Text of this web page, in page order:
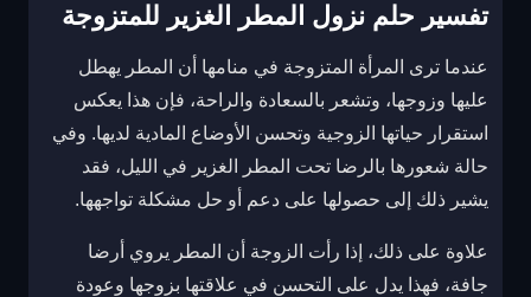
تفسير حلم نزول المطر الغزير للمتزوجة
عندما ترى المرأة المتزوجة في منامها أن المطر يهطل
عليها وزوجها، وتشعر بالسعادة والراحة، فإن هذا يعكس
استقرار حياتها الزوجية وتحسن الأوضاع المادية لديها. وفي
حالة شعورها بالرضا تحت المطر الغزير في الليل، فقد
يشير ذلك إلى حصولها على دعم أو حل مشكلة تواجهها.
علاوة على ذلك، إذا رأت الزوجة أن المطر يروي أرضا
جافة، فهذا يدل على التحسن في علاقتها بزوجها وعودة